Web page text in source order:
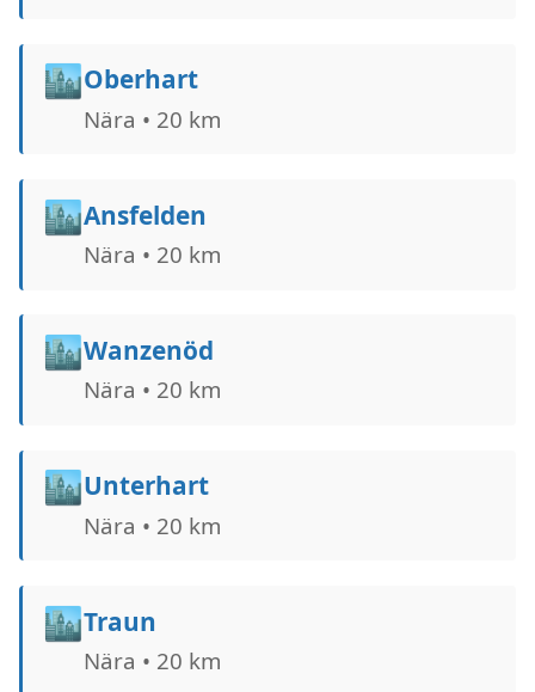
🏙️Oberhart
Nära • 20 km
🏙️Ansfelden
Nära • 20 km
🏙️Wanzenöd
Nära • 20 km
🏙️Unterhart
Nära • 20 km
🏙️Traun
Nära • 20 km